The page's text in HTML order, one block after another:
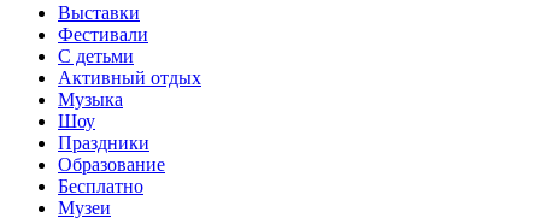
Выставки
Фестивали
С детьми
Активный отдых
Музыка
Шоу
Праздники
Образование
Бесплатно
Музеи